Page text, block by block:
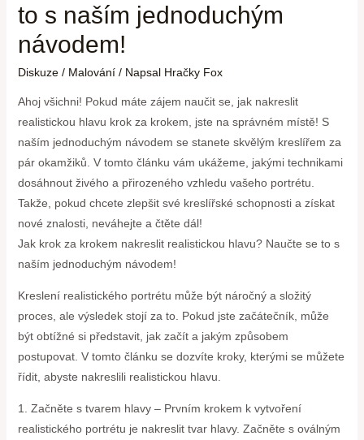
to s naším jednoduchým
návodem!
Diskuze / Malování/ Napsal Hračky Fox
Ahoj všichni! Pokud máte zájem naučit se, jak nakreslit
realistickou hlavu krok za krokem, jste na správném místě! S
naším jednoduchým návodem se stanete skvělým kreslířem za
pár okamžiků. V tomto článku vám ukážeme, jakými technikami
dosáhnout živého a přirozeného vzhledu vašeho portrétu.
Takže, pokud chcete zlepšit své kreslířské schopnosti a získat
nové znalosti, neváhejte a čtěte dál!
Jak krok za krokem nakreslit realistickou hlavu? Naučte se to s
naším jednoduchým návodem!
Kreslení realistického portrétu může být náročný a složitý
proces, ale výsledek stojí za to. Pokud jste začátečník, může
být obtížné si představit, jak začít a jakým způsobem
postupovat. V tomto článku se dozvíte kroky, kterými se můžete
řídit, abyste nakreslili realistickou hlavu.
1. Začněte s tvarem hlavy – Prvním krokem k vytvoření
realistického portrétu je nakreslit tvar hlavy. Začněte s oválným